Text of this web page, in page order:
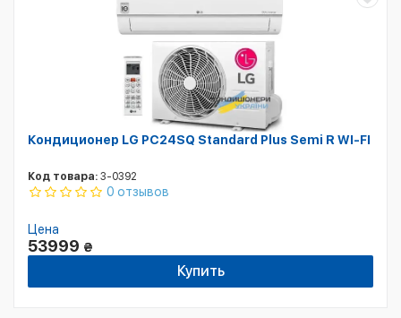
Кондиционер LG PC24SQ Standard Plus Semi R WI-FI
Код товара: 3-0392
0 отзывов
Цена
53999 ₴
Купить